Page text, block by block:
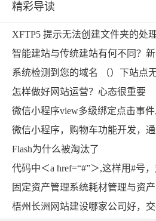
精彩导读
XFTP5 提示无法创建文件夹的处
怎样做好网站运营？心态很重要
Flash为什么被淘汰了
代码中＜a href=“#”＞,这样用#号
固定资产管理系统耗材管理与资